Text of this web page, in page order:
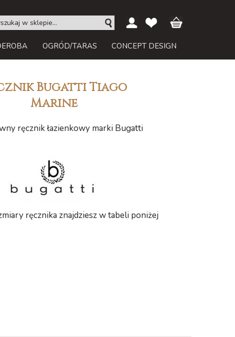
OGRÓD/TARAS CONCEPT DESIGN
Bugatti Tiago
Marine
ręcznik łazienkowy marki Bugatti
ręcznika znajdziesz w tabeli poniżej